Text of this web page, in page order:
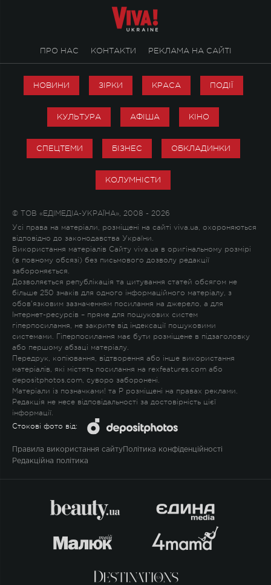
ПРО НАС КОНТАКТИ РЕКЛАМА НА САЙТІ
НОВИНИ ЗІРКИ КРАСА ПОДІЇ
КУЛЬТУРА АФІША КІНО
СПЕЦТЕМИ БІЗНЕС ОБКЛАДИНКИ
КОЛУМНІСТИ
© ТОВ «ЕДІМЕДІА-УКРАЇНА», 2008 - 2026
Усі права на матеріали, розміщені на сайті viva.ua, охороняються
відповідно до законодавства України.
Використання матеріалів Сайту viva.ua в оригінальному розмірі
(в повному обсязі) без письмового дозволу редакції
забороняється.
Дозволяється републікація та цитування статей обсягом не
більше 250 знаків для одного інформаційного матеріалу, з
обов'язковим зазначенням посилання на джерело, а для
Інтернет-ресурсів – пряме для пошукових систем
гіперпосилання, не закрите від індексації пошуковими
системами. Гіперпосилання має бути розміщене в підзаголовку
або першому абзаці матеріалу.
Передрук, копіювання, відтворення або інше використання
матеріалів, які містять посилання на rexfeatures.com або
depositphotos.com, суворо заборонені.
Матеріали із позначками! та P розміщені на правах реклами.
Редакція не несе відповідальності за достовірність цієї
інформації.
Стокові фото від:
Правила використання сайту Політика конфіденційності
Редакційна політика